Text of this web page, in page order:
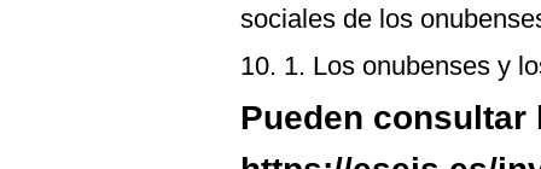
sociales de los
10. 1. Los onubenses y
Pueden